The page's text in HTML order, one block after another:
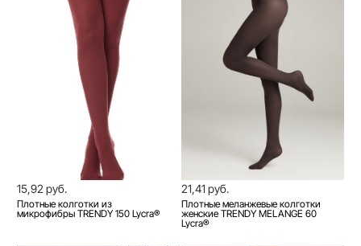
15,92 руб.
Плотные колготки из
микрофибры TRENDY 150 Lycra®
21,41 руб.
Плотные меланжевые колготки
женские TRENDY MELANGE 60
Lycra®